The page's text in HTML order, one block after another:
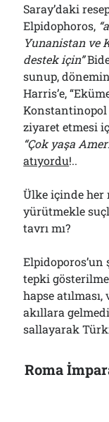
Saray’daki
Elpidophoros,
Yunanistan ve
destek için”
sunup,
Harris’e,
ziyaret etmesi
“Çok yaşa
atıyordu!..
Ülke içinde her
yürütmekle
tavrı mı?
Elpidoporos’un
tepki
hapse
akıllara
sallayarak
Roma